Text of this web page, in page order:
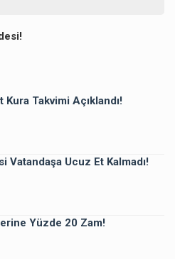
Kura Takvimi Açıklandı!
Vatandaşa Ucuz Et Kalmadı!
Yüzde 20 Zam!